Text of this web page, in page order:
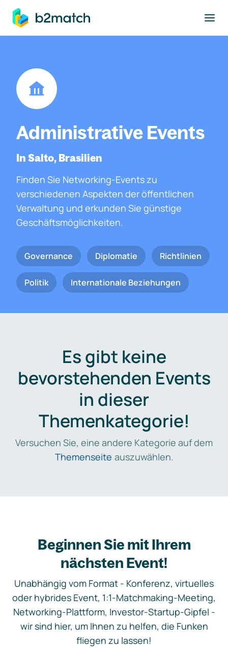
springen
Administrative Events
In Salto, Brasilien
Finden Sie Networking-Events zu
verschiedenen Aspekten der öffentlichen
Verwaltung und erkunden Sie günstige
Geschäftsmöglichkeiten.
Governance Diplomatie Richtlinien
Politik Internationale Beziehungen
Es gibt keine
bevorstehenden Events
in dieser
Themenkategorie!
Versuchen Sie, eine andere Kategorie auf dem
Themenseite auszuwählen.
Beginnen Sie mit Ihrem
nächsten Event!
Unabhängig vom Format - Konferenz, virtuelles
oder hybrides Event, 1:1-Matchmaking-Meeting,
Networking-Plattform, Investor-Startup-Gipfel -
wir sind hier, um Ihnen zu helfen, die Funken
fliegen zu lassen!